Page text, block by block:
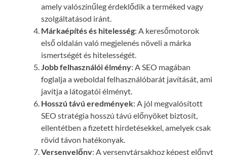
amely valószínűleg érdeklődik a terméked vagy
szolgáltatásod iránt.
Márkaépítés és hitelesség: A keresőmotorok
első oldalán való megjelenés növeli a márka
ismertségét és hitelességét.
Jobb felhasználói élmény: A SEO magában
foglalja a weboldal felhasználóbarát javítását, ami
javítja a látogatói élményt.
Hosszú távú eredmények: A jól megvalósított
SEO stratégia hosszú távú előnyöket biztosít,
ellentétben a fizetett hirdetésekkel, amelyek csak
rövid távon hatékonyak.
Versenyelőny: A versenytársakhoz képest előnyt